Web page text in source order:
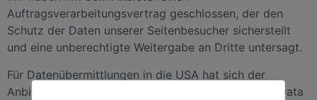
Auftragsverarbeitungsvertrag geschlossen, der den
Schutz der Daten unserer Seitenbesucher sicherstellt
und eine unberechtigte Weitergabe an Dritte untersagt.
Für Datenübermittlungen in die USA hat sich der
Anbieter dem EU-US-Datenschutzrahmen (EU-US Data